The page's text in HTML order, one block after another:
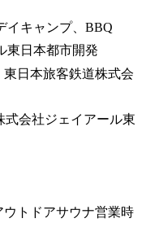
キャンプ、BBQ
東日本都市開発
日本旅客鉄道株式会
社ジェイアール東
アサウナ営業時